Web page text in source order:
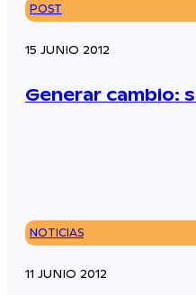
POST
15 JUNIO 2012
Generar cambio:
NOTICIAS
11 JUNIO 2012